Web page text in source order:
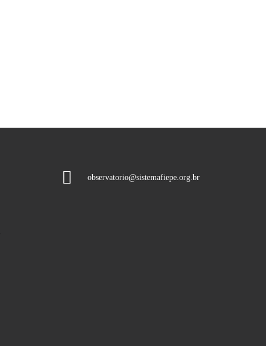
observatorio@sistemafiepe.org.br